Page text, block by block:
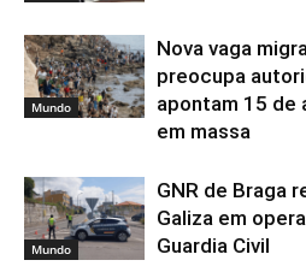
Mundo
Nova vaga
preocupa
apontam 15 de
em massa
Mundo
GNR de Braga
Galiza em
Guardia Civil